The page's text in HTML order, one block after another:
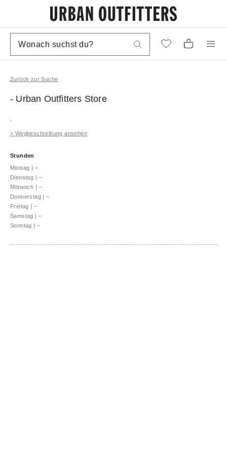
Zurück zur Suche
- Urban Outfitters Store
> Wegbeschreibung ansehen
Stunden
Montag | –
Dienstag | –
Mittwoch | –
Donnerstag | –
Freitag | –
Samstag | –
Sonntag | –